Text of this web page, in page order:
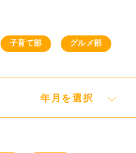
て
高蔵寺NT
子育て部 グルメ部
年月を選択